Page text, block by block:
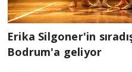
Erika Silgoner'in
Bodrum'a geliyor